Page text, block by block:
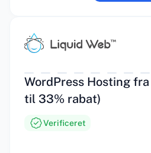
WordPress Hosting
til 33% rabat)
Verificeret